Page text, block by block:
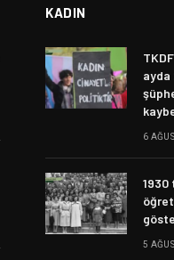
KADIN
ayda
6
1930
5